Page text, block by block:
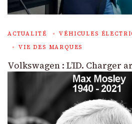
ACTUALITÉ
VÉHICULES
VIE DES MARQUES
Volkswagen : L’ID. Charger